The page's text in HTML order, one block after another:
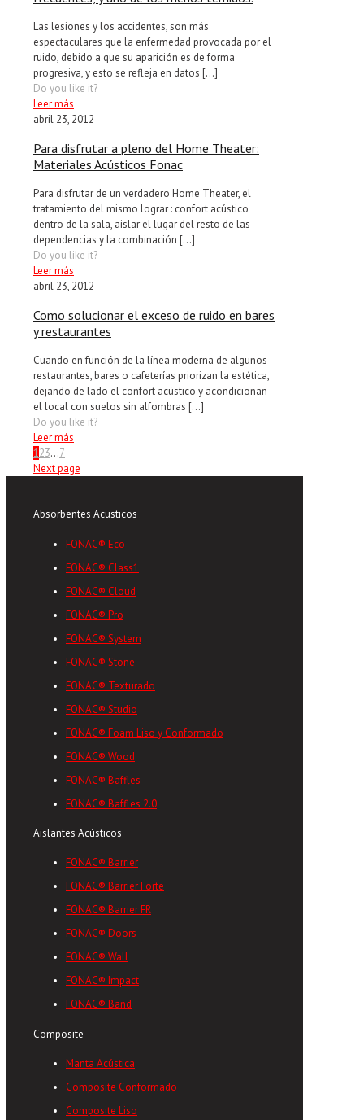
Las lesiones y los accidentes, son más
espectaculares que la enfermedad provocada por el
ruido, debido a que su aparición es de forma
progresiva, y esto se refleja en datos […]
Do you like it?
Leer más
abril 23, 2012
Para disfrutar a pleno del Home Theater:
Materiales Acústicos Fonac
Para disfrutar de un verdadero Home Theater, el
tratamiento del mismo lograr : confort acústico
dentro de la sala, aislar el lugar del resto de las
dependencias y la combinación […]
Do you like it?
Leer más
abril 23, 2012
Como solucionar el exceso de ruido en bares
y restaurantes
Cuando en función de la línea moderna de algunos
restaurantes, bares o cafeterías priorizan la estética,
dejando de lado el confort acústico y acondicionan
el local con suelos sin alfombras […]
Do you like it?
Leer más
123...7
Next page
Absorbentes Acusticos
FONAC® Eco
FONAC® Class1
FONAC® Cloud
FONAC® Pro
FONAC® System
FONAC® Stone
FONAC® Texturado
FONAC® Studio
FONAC® Foam Liso y Conformado
FONAC® Wood
FONAC® Baffles
FONAC® Baffles 2.0
Aislantes Acústicos
FONAC® Barrier
FONAC® Barrier Forte
FONAC® Barrier FR
FONAC® Doors
FONAC® Wall
FONAC® Impact
FONAC® Band
Composite
Manta Acústica
Composite Conformado
Composite Liso